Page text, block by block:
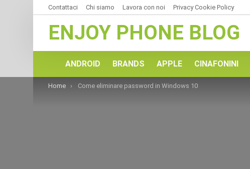
Contattaci Chi siamo Lavora con noi Privacy Cookie Policy
ENJOY PHONE BLOG
ANDROID BRANDS APPLE CINAFONINI
You are here:
Home Come eliminare password in Windows 10